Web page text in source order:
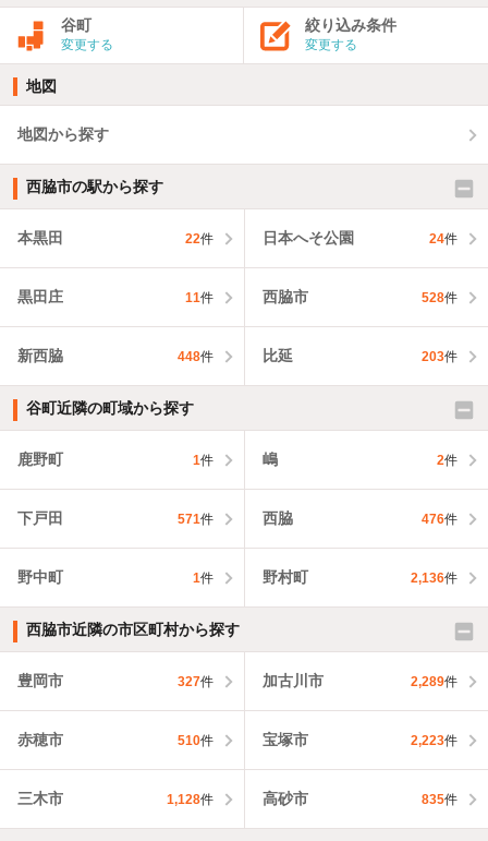
谷町
変更する
絞り込み条件
変更する
地図
地図から探す
西脇市の駅から探す
本黒田 22件 日本へそ公園 24件
黒田庄 11件 西脇市 528件
新西脇 448件 比延 203件
谷町近隣の町域から探す
鹿野町 1件 嶋 2件
下戸田 571件 西脇 476件
野中町 1件 野村町 2,136件
西脇市近隣の市区町村から探す
豊岡市 327件 加古川市 2,289件
赤穂市 510件 宝塚市 2,223件
三木市 1,128件 高砂市 835件